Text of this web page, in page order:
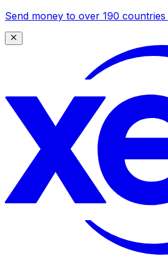
Send money to over 190 countries